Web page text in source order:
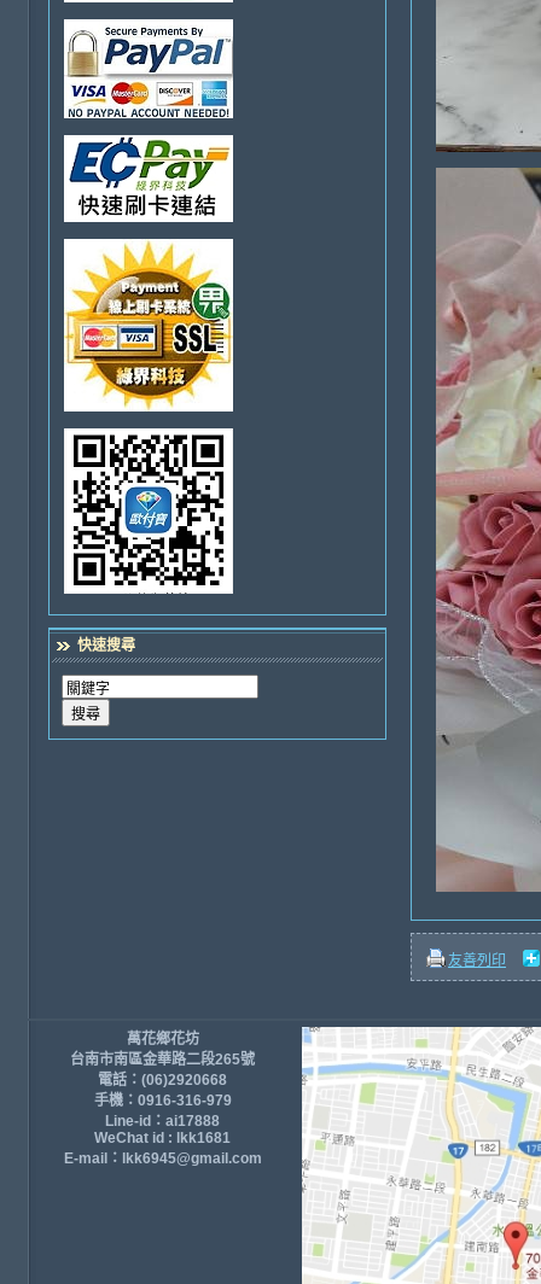
快速搜尋
友善列印
萬花鄉花坊
台南市南區金華路二段265號
電話：(06)2920668
手機：0916-316-979
Line-id：ai17888
WeChat id : lkk1681
E-mail：lkk6945@gmail.com